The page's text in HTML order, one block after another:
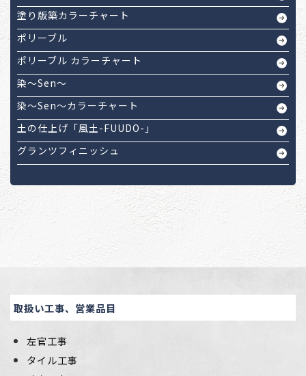
塗り版築カラーチャート
ポリーブル
ポリーブル カラーチャート
染～Sen～
染～Sen～カラーチャート
土の仕上げ「風土-FUUDO-」
グランツフィニッシュ
取扱い工事、営業品目
左官工事
タイル工事